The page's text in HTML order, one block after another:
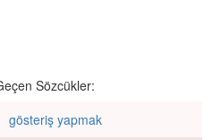
Sözcükler:
gösteriş yapmak